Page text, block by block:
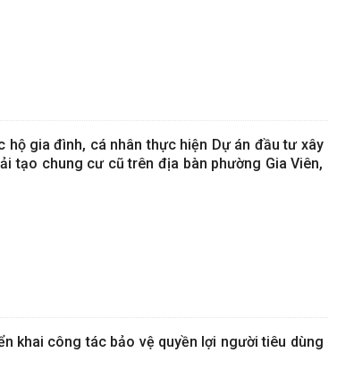
hộ gia đình, cá nhân thực hiện Dự án đầu tư xây
tạo chung cư cũ trên địa bàn phường Gia Viên,
khai công tác bảo vệ quyền lợi người tiêu dùng